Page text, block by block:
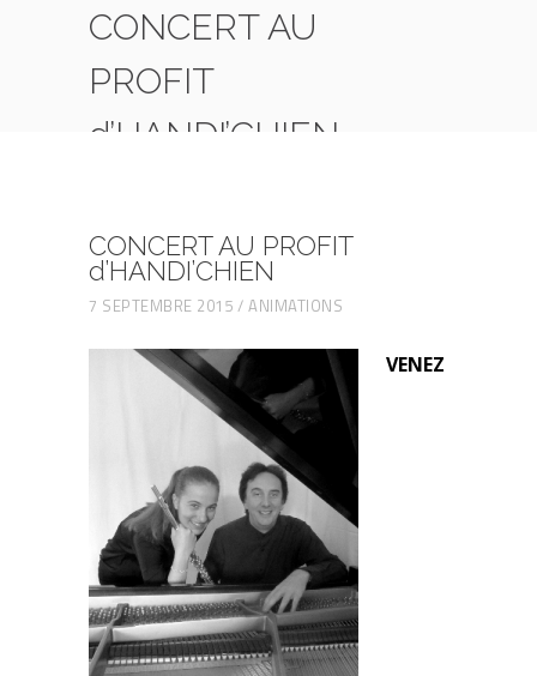
CONCERT AU
PROFIT
d’HANDI’CHIEN
CONCERT AU PROFIT
d’HANDI’CHIEN
7 SEPTEMBRE 2015 ANIMATIONS
VENEZ